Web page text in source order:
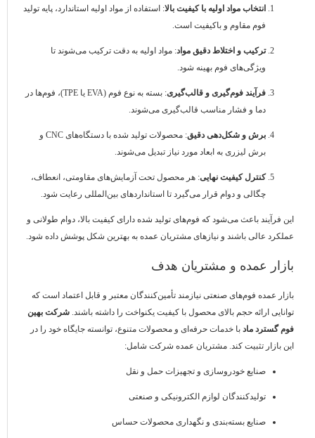
انتخاب مواد اولیه با کیفیت بالا: استفاده از مواد اولیه استاندارد، پایه تولید
فوم مقاوم و باکیفیت است.
ترکیب و اختلاط دقیق مواد: مواد اولیه به دقت ترکیب می‌شوند تا
ویژگی‌های فوم بهینه شود.
فرآیند فوم‌گیری و قالب‌گیری
: بسته به نوع فوم (EVA یا TPE)، فوم‌ها در
دما و فشار مناسب قالب‌گیری می‌شوند.
برش و شکل‌دهی دقیق
: محصولات تولید شده با دستگاه‌های CNC و
برش لیزری به ابعاد مورد نیاز تبدیل می‌شوند.
کنترل کیفیت نهایی: هر محصول تحت آزمایش‌های مقاومتی، انعطاف،
چگالی و دوام قرار می‌گیرد تا استانداردهای بین‌المللی رعایت شود.
این فرآیند باعث می‌شود که فوم‌های تولید شده دارای کیفیت بالا، دوام طولانی و
عملکرد عالی باشند و نیازهای مشتریان عمده به بهترین شکل پوشش داده شود.
بازار عمده و مشتریان هدف
بازار عمده فوم‌های صنعتی نیازمند تأمین‌کنندگان معتبر و قابل اعتماد است که
توانایی ارائه حجم بالای محصول با کیفیت یکنواخت را داشته باشند. شرکت بهین
فوم گسترد ماد با خدمات حرفه‌ای و محصولات متنوع، توانسته جایگاه خود را در
این بازار تثبیت کند. مشتریان عمده شرکت شامل:
صنایع خودروسازی و تجهیزات حمل و نقل
تولیدکنندگان لوازم الکترونیکی و صنعتی
صنایع بسته‌بندی و نگهداری محصولات حساس